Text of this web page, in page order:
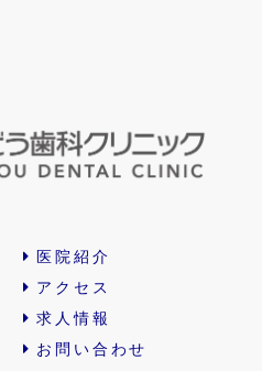
医院紹介
アクセス
求人情報
お問い合わせ